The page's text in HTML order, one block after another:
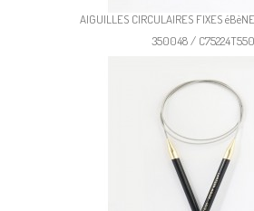
AIGUILLES CIRCULAIRES FIXES
350048 / C75224T550